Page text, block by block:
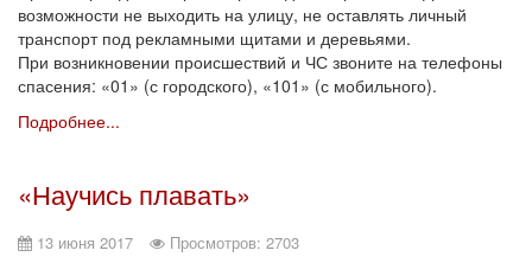
возможности не выходить на улицу, не оставлять личный
транспорт под рекламными щитами и деревьями.
При возникновении происшествий и ЧС звоните на телефоны
спасения: «01» (с городского), «101» (с мобильного).
Подробнее...
«Научись плавать»
13 июня 2017 Просмотров: 2703